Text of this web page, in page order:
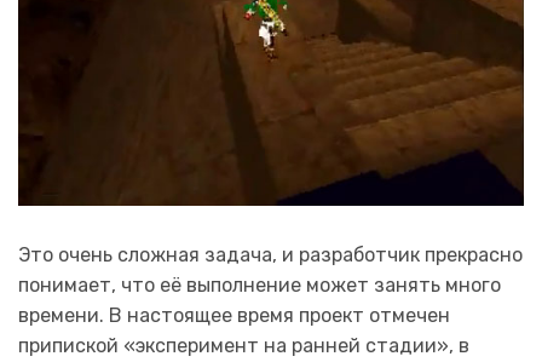
Это очень сложная задача, и разработчик прекрасно
понимает, что её выполнение может занять много
времени. В настоящее время проект отмечен
припиской «эксперимент на ранней стадии», в